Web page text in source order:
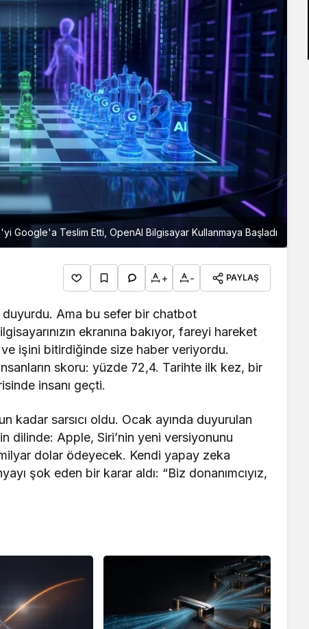
Google'a Teslim Etti, OpenAI Bilgisayar Kullanmaya Başladı
+ - PAYLAŞ
Ama bu sefer bir chatbot
ekranına bakıyor, fareyi hareket
işini bitirdiğinde size haber veriyordu.
skoru: yüzde 72,4. Tarihte ilk kez, bir
insanı geçti.
kadar sarsıcı oldu. Ocak ayında duyurulan
dilinde: Apple, Siri’nin yeni versiyonunu
dolar ödeyecek. Kendi yapay zeka
şok eden bir karar aldı: “Biz donanımcıyız,
Atölyesi Programına Konuk
Oldu